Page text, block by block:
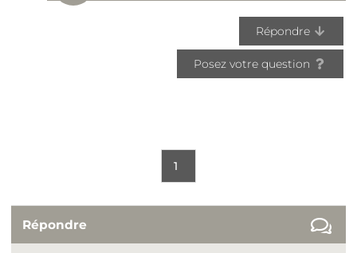
Répondre
Posez votre question
1
Répondre